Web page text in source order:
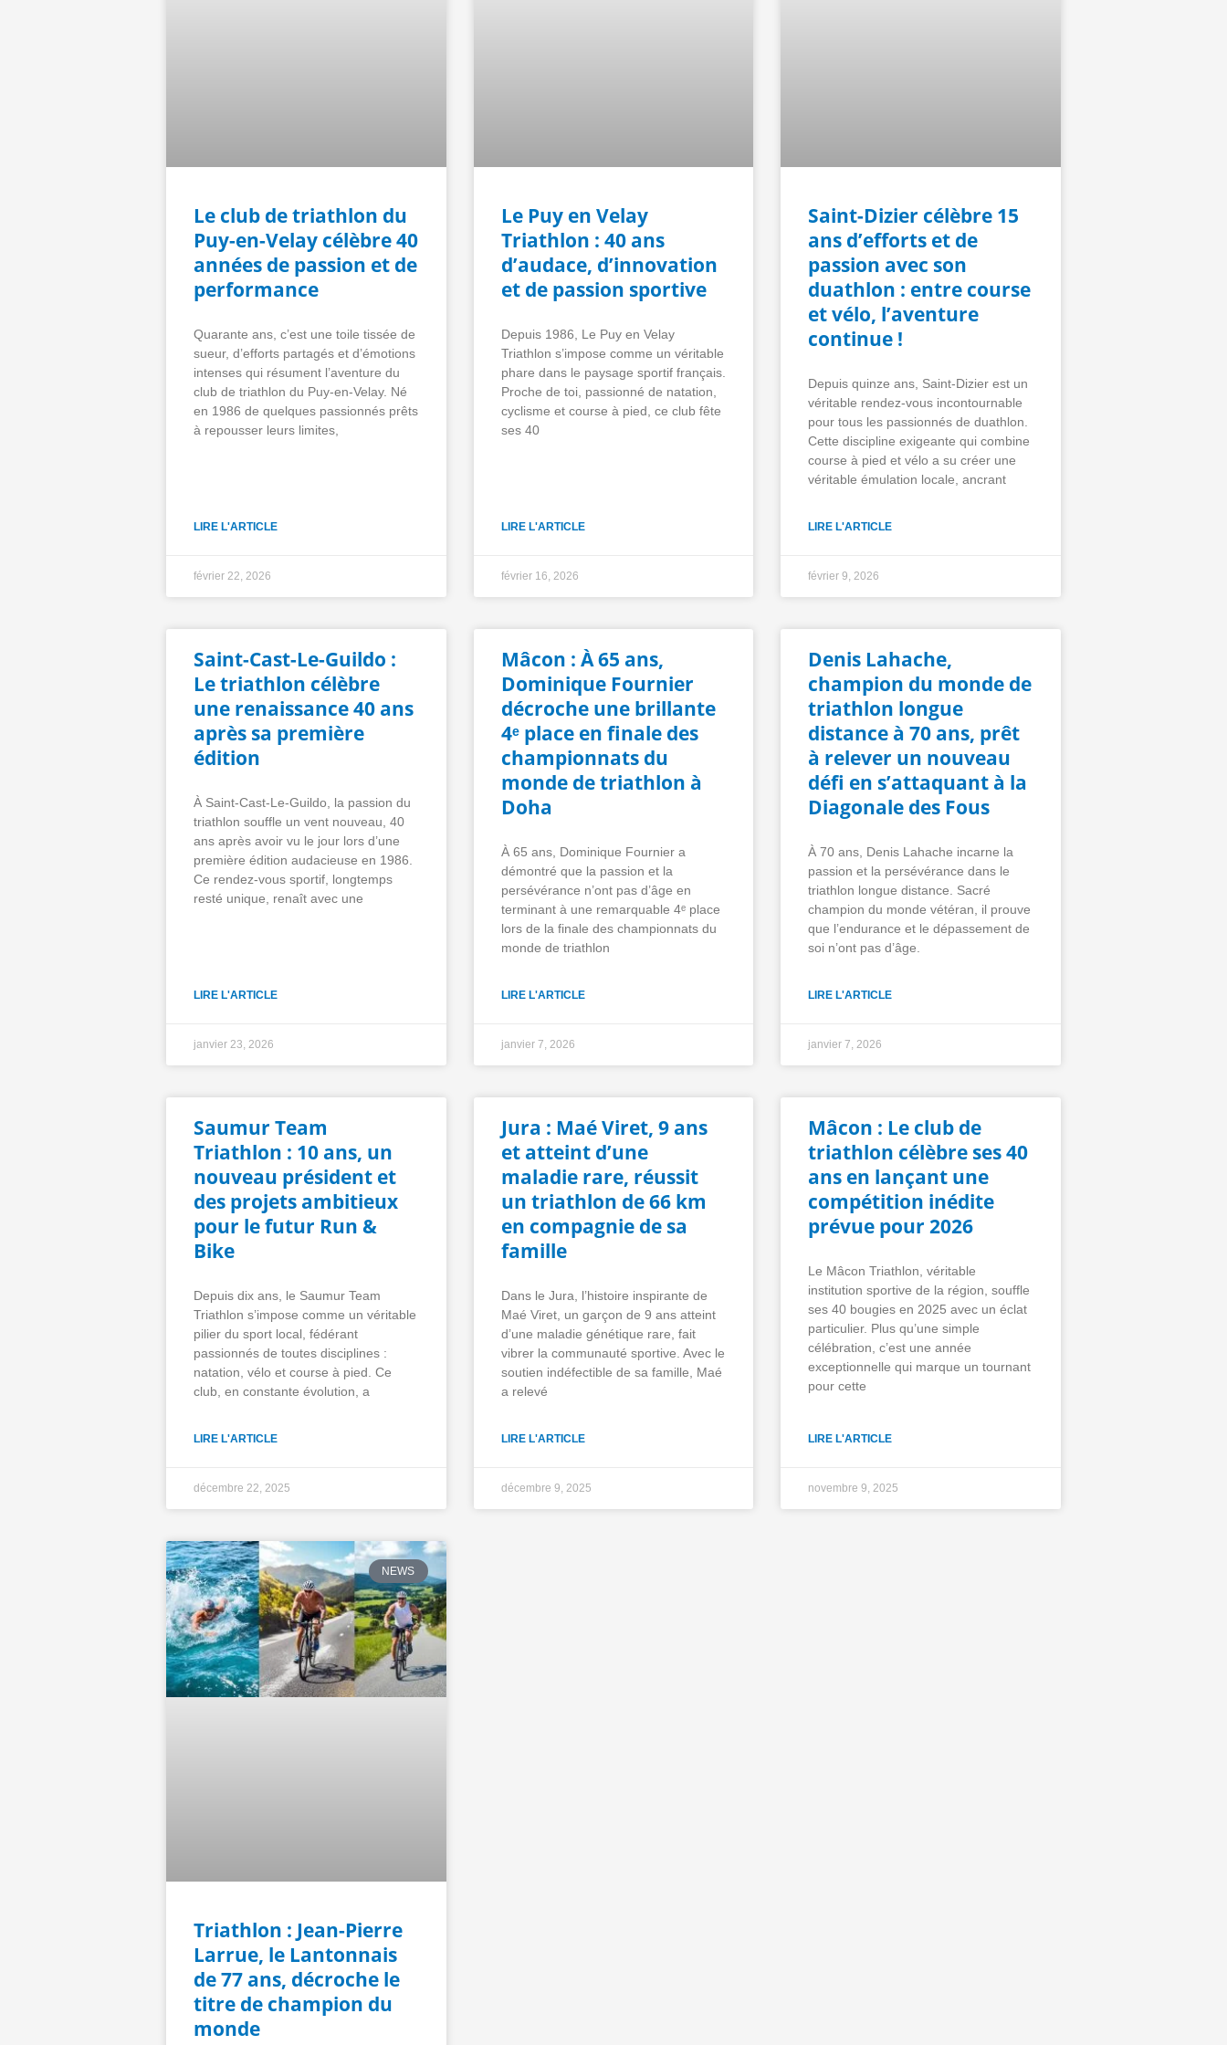
Le club de triathlon du
Puy-en-Velay célèbre 40
années de passion et de
performance
Quarante ans, c’est une toile tissée de
sueur, d’efforts partagés et d’émotions
intenses qui résument l’aventure du
club de triathlon du Puy-en-Velay. Né
en 1986 de quelques passionnés prêts
à repousser leurs limites,
LIRE L'ARTICLE
février 22, 2026
Le Puy en Velay
Triathlon : 40 ans
d’audace, d’innovation
et de passion sportive
Depuis 1986, Le Puy en Velay
Triathlon s’impose comme un véritable
phare dans le paysage sportif français.
Proche de toi, passionné de natation,
cyclisme et course à pied, ce club fête
ses 40
LIRE L'ARTICLE
février 16, 2026
Saint-Dizier célèbre 15
ans d’efforts et de
passion avec son
duathlon : entre course
et vélo, l’aventure
continue !
Depuis quinze ans, Saint-Dizier est un
véritable rendez-vous incontournable
pour tous les passionnés de duathlon.
Cette discipline exigeante qui combine
course à pied et vélo a su créer une
véritable émulation locale, ancrant
LIRE L'ARTICLE
février 9, 2026
Saint-Cast-Le-Guildo :
Le triathlon célèbre
une renaissance 40 ans
après sa première
édition
À Saint-Cast-Le-Guildo, la passion du
triathlon souffle un vent nouveau, 40
ans après avoir vu le jour lors d’une
première édition audacieuse en 1986.
Ce rendez-vous sportif, longtemps
resté unique, renaît avec une
LIRE L'ARTICLE
janvier 23, 2026
Mâcon : À 65 ans,
Dominique Fournier
décroche une brillante
4ᵉ place en finale des
championnats du
monde de triathlon à
Doha
À 65 ans, Dominique Fournier a
démontré que la passion et la
persévérance n’ont pas d’âge en
terminant à une remarquable 4ᵉ place
lors de la finale des championnats du
monde de triathlon
LIRE L'ARTICLE
janvier 7, 2026
Denis Lahache,
champion du monde de
triathlon longue
distance à 70 ans, prêt
à relever un nouveau
défi en s’attaquant à la
Diagonale des Fous
À 70 ans, Denis Lahache incarne la
passion et la persévérance dans le
triathlon longue distance. Sacré
champion du monde vétéran, il prouve
que l’endurance et le dépassement de
soi n’ont pas d’âge.
LIRE L'ARTICLE
janvier 7, 2026
Saumur Team
Triathlon : 10 ans, un
nouveau président et
des projets ambitieux
pour le futur Run &
Bike
Depuis dix ans, le Saumur Team
Triathlon s’impose comme un véritable
pilier du sport local, fédérant
passionnés de toutes disciplines :
natation, vélo et course à pied. Ce
club, en constante évolution, a
LIRE L'ARTICLE
décembre 22, 2025
Jura : Maé Viret, 9 ans
et atteint d’une
maladie rare, réussit
un triathlon de 66 km
en compagnie de sa
famille
Dans le Jura, l’histoire inspirante de
Maé Viret, un garçon de 9 ans atteint
d’une maladie génétique rare, fait
vibrer la communauté sportive. Avec le
soutien indéfectible de sa famille, Maé
a relevé
LIRE L'ARTICLE
décembre 9, 2025
Mâcon : Le club de
triathlon célèbre ses 40
ans en lançant une
compétition inédite
prévue pour 2026
Le Mâcon Triathlon, véritable
institution sportive de la région, souffle
ses 40 bougies en 2025 avec un éclat
particulier. Plus qu’une simple
célébration, c’est une année
exceptionnelle qui marque un tournant
pour cette
LIRE L'ARTICLE
novembre 9, 2025
NEWS
Triathlon : Jean-Pierre
Larrue, le Lantonnais
de 77 ans, décroche le
titre de champion du
monde